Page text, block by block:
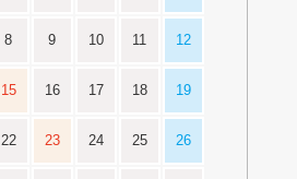
8 9 10 11 12
15 16 17 18 19
22 23 24 25 26